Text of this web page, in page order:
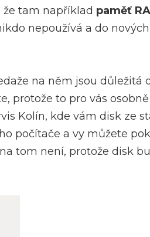
že tam například paměť
nepoužívá a do
na něm jsou důležitá
protože to pro vás
Kolín, kde vám disk ze
počítače a vy můžete
tom není, protože disk